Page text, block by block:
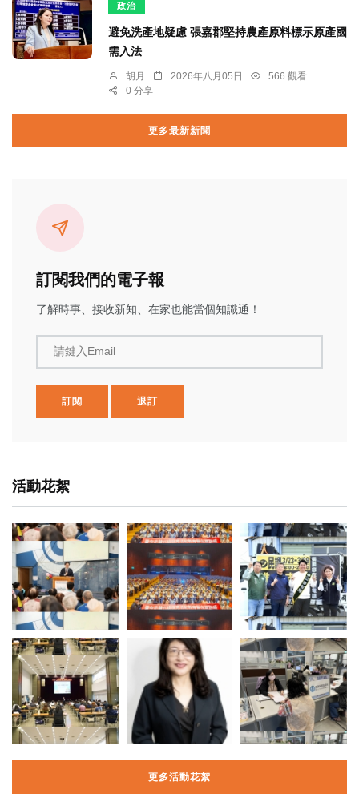
政治
避免洗產地疑慮 張嘉郡堅持農產原料標示原產國
需入法
胡月 2026年八月05日
566 觀看
0 分享
更多最新新聞
訂閱我們的電子報
了解時事、接收新知、在家也能當個知識通！
請鍵入Email
訂閱 退訂
活動花絮
更多活動花絮